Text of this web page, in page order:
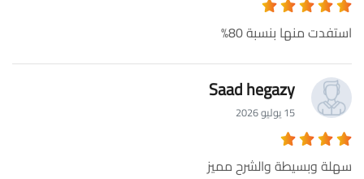
استفدت منها بنسبة 80%
Saad hegazy
15 يوليو 2026
سهلة وبسيطة والشرح مميز